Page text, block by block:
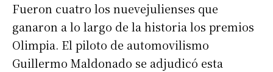
Fueron cuatro los nuevejulienses que
ganaron a lo largo de la historia los premios
Olimpia. El piloto de automovilismo
Guillermo Maldonado se adjudicó esta